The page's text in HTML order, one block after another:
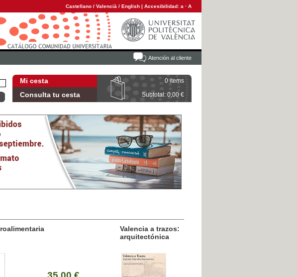
Castellano / Valencià / English | Accesibilidad: a · A
Atención al cliente
Mi cesta 0 items
Consulta tu cesta Subtotal: 0,00 €
Valencia a trazos: expresión poligráfica